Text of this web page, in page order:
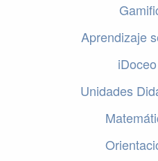
Aprendizaje
Unidades